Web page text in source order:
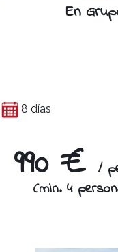
En
8 días
990 €
/
(min. 4